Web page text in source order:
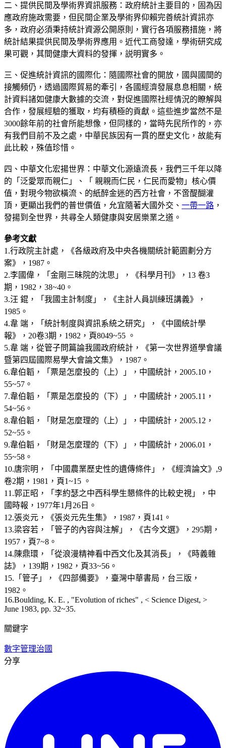
二、提供民間及學術界資訊服務：政府統計主要目的，固為因
應政府施政需要，但民間企業及學術界仰賴完善統計資訊亦
多，政府必須秉持統計資源公開原則，實行各項服務措施，將
統計結果提供民間及學術界應用。近代工商發達，學術研究成
果可觀，其間健康大資料的發揮，説明實多。
三、促進統計資訊的國際化：隨國際社會的開放，國與國間的
接觸頻仍，透過國際貿易的牽引，各國經濟發展息息相關，統
計資料諸如健康大數據的交流，對促進國際社經情況的瞭解與
合作，發展經驗的獲取，均有積極的貢獻。這些進步當然不是
3000餘年前的社會所能想像，但同樣的，當時先民所作的，亦
有我們目前不及之處，中華民族因有一貫的歷史文化，故能有
此比較，殊值珍惜。
四、中華文化宏揚世界：中華文化源遠流長，我們三千年以降
的「泛愛眾而親仁」、「 親親而仁民，仁民而愛物」核心價
值，對現今物欲橫流、的紙醉金迷的西方社會，不啻醍醐灌
頂，更顯出我們的普世價值，允宜隨著大國外交、 一帶一路 ，
發揚到全世界，共尋全人類健康與安居樂業之道。
參考文獻
1.行政院主計處，《各級政府及中央各機關統計範園劃分方
案》，1987。
2.李國偉，「金剛三昧院的沈思」，《科學月刊》，13 卷3
期，1982，38~40。
3.汪 錕，「我國主計制度」，《主計人員訓練班講義》，
1985。
4.韋 端，「統計制度與資訊系統之研究」，《中國統計學
報》，20卷3期，1982，頁8049~55 。
5.韋 端，從管子問篇論我國政府統計，《第一次世界道學會議
暨第四屆國際易學大會論文集》，1987。
6.韋伯韜，「票是怎麼投的（上）」，中國統計，2005.10，
55~57。
7.韋伯韜，「票是怎麼投的（下）」，中國統計，2005.11，
54~56。
8.韋伯韜，「財是怎麼理的（上）」，中國統計，2005.12，
52~55。
9.韋伯韜，「財是怎麼理的（下）」，中國統計，2006.01，
55~58。
10.唐宗明，「中國農業歷史性的遺傳條件」，《經濟論文》,9
卷2期，1981，頁1~15 。
11.郭正昭，「李約瑟之中西科學生懇條件的比較史視」，中
國時報，1977年1月26日。
12.張炎元，《張炎元先生集》，1987，頁141。
13.梁容若，「管子的內容與注解」，《古今文選》，295期，
1957，頁7~8。
14.陳鼎環，「從浪漫精神看中西文化及其消長」，《時義雜
誌》，139期，1982，頁33~56。
15.「管子」，《四部備要》，臺灣中華書局，台三版，
1982。
16.Boulding, K. E. , "Evolution of riches" , < Science Digest, >
June 1983, pp. 32~35.
關鍵字
數字管理治國
分享